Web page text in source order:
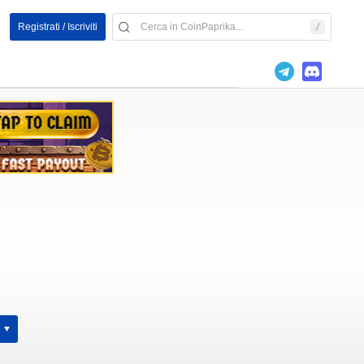
Registrati / Iscriviti